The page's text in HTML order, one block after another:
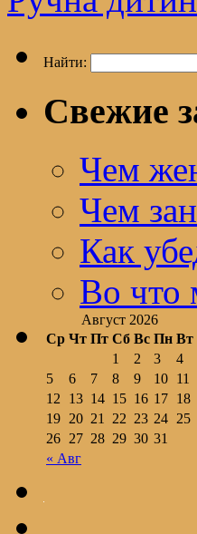
Найти:
Свежие
Чем
Чем
Как
Во что
Август 2026
Ср Чт Пт Сб Вс Пн Вт
« Авг
1 2 3
4
5
6 7 8 9 10 11
12
13 14 15 16 17 18
19 20 21 22 23 24 25
26 27 28 29 30 31